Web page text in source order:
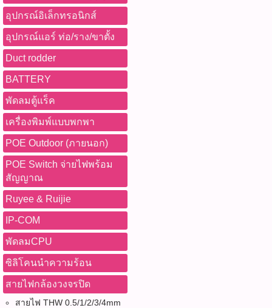
อุปกรณ์อิเล็กทรอนิกส์
อุปกรณ์แอร์ ท่อ/ราง/ขาตั้ง
Duct rodder
BATTERY
พัดลมตู้แร็ค
เครื่องพิมพ์แบบพกพา
POE Outdoor (ภายนอก)
POE Switch จ่ายไฟพร้อม
สัญญาณ
Ruyee & Ruijie
IP-COM
พัดลมCPU
ซิลิโคนนำความร้อน
สายไฟกล้องวงจรปิด
สายไฟ THW 0.5/1/2/3/4mm